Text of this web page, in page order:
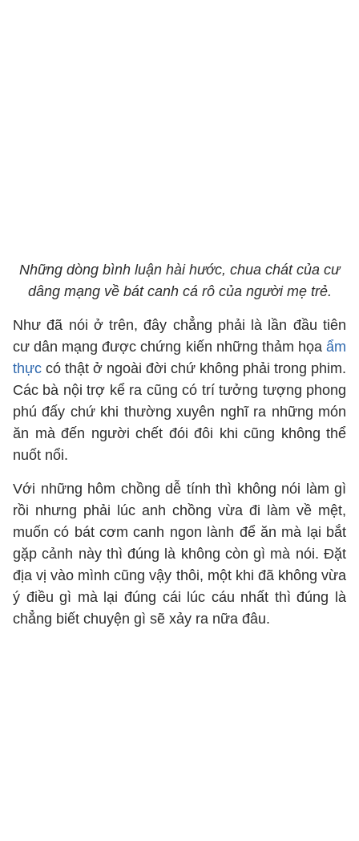
Những dòng bình luận hài hước, chua chát của cư
dâng mạng về bát canh cá rô của người mẹ trẻ.
Như đã nói ở trên, đây chẳng phải là lần đầu tiên
cư dân mạng được chứng kiến những thảm họa ẩm
thực có thật ở ngoài đời chứ không phải trong phim.
Các bà nội trợ kể ra cũng có trí tưởng tượng phong
phú đấy chứ khi thường xuyên nghĩ ra những món
ăn mà đến người chết đói đôi khi cũng không thể
nuốt nổi.
Với những hôm chồng dễ tính thì không nói làm gì
rồi nhưng phải lúc anh chồng vừa đi làm về mệt,
muốn có bát cơm canh ngon lành để ăn mà lại bắt
gặp cảnh này thì đúng là không còn gì mà nói. Đặt
địa vị vào mình cũng vậy thôi, một khi đã không vừa
ý điều gì mà lại đúng cái lúc cáu nhất thì đúng là
chẳng biết chuyện gì sẽ xảy ra nữa đâu.